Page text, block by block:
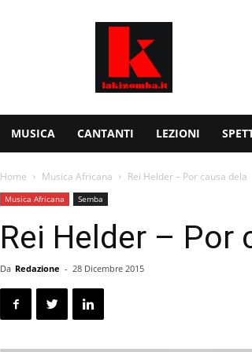
MUSICA CANTANTI LEZIONI
Home Musica Africana Rei Helder – Por causa dela
Musica Africana Semba
Rei Helder – Por
Da Redazione - 28 Dicembre 2015